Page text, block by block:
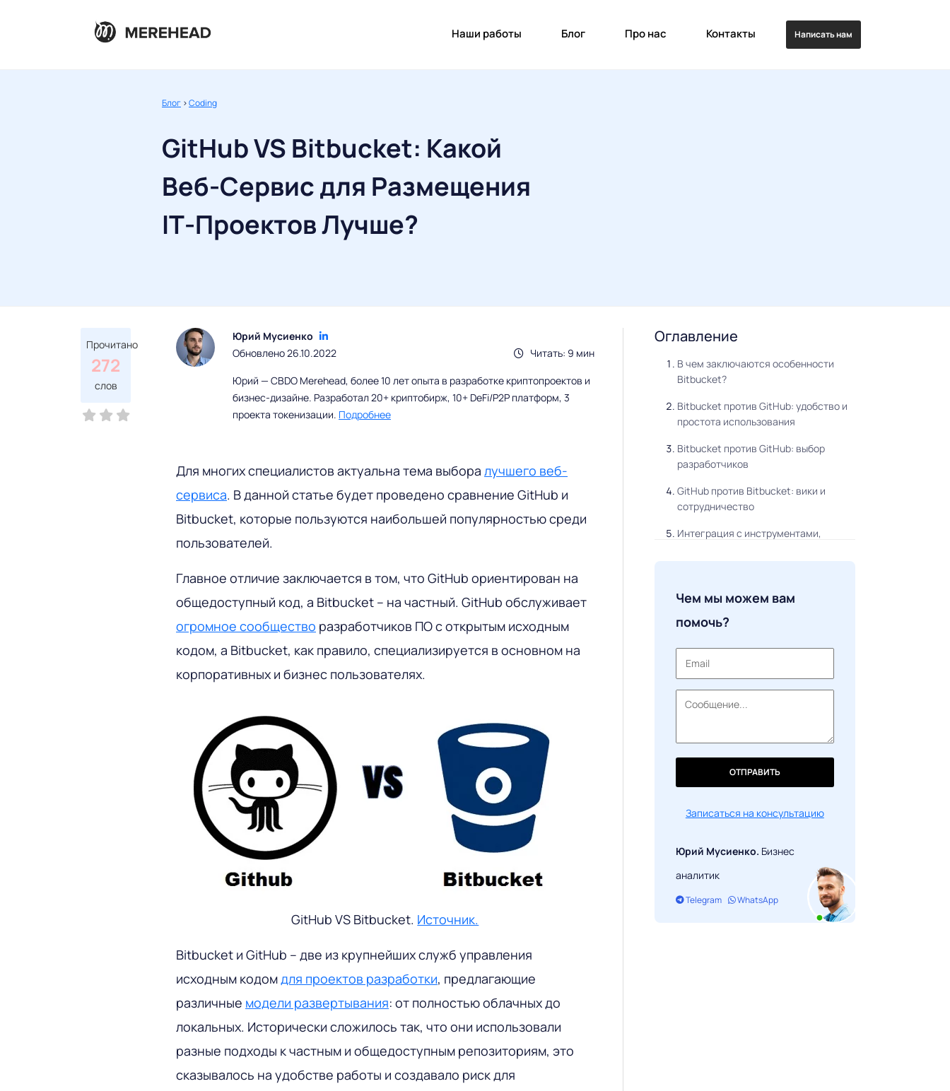
Наши работы Блог Про нас Контакты Написать нам
Блог >Coding
GitHub VS Bitbucket: Какой
Веб-Сервис для Размещения
IТ-Проектов Лучше?
Прочитано
272
слов
Юрий Мусиенко
Читать: 9 мин
Обновлено 26.10.2022
Юрий — CBDO Merehead, более 10 лет опыта в разработке криптопроектов и
бизнес-дизайне. Разработал 20+ криптобирж, 10+ DeFi/P2P платформ, 3
проекта токенизации. Подробнее
Для многих специалистов актуальна тема выбора лучшего веб-
сервиса. В данной статье будет проведено сравнение GitHub и
Bitbucket, которые пользуются наибольшей популярностью среди
пользователей.
Главное отличие заключается в том, что GitHub ориентирован на
общедоступный код, а Bitbucket – на частный. GitHub обслуживает
огромное сообщество разработчиков ПО с открытым исходным
кодом, а Bitbucket, как правило, специализируется в основном на
корпоративных и бизнес пользователях.
GitHub VS Bitbucket. Источник.
Bitbucket и GitHub – две из крупнейших служб управления
исходным кодомдля проектов разработки, предлагающие
различные модели развертывания: от полностью облачных до
локальных. Исторически сложилось так, что они использовали
разные подходы к частным и общедоступным репозиториям, это
сказывалось на удобстве работы и создавало риск для
Оглавление
В чем заключаются особенности
Bitbucket?
Bitbucket против GitHub: удобство и
простота использования
Bitbucket против GitHub: выбор
разработчиков
GitHub против Bitbucket: вики и
сотрудничество
Интеграция с инструментами,
Кастомная разработка приложения:
преимущества
Чем мы можем вам
помочь?
ОТПРАВИТЬ
Записаться на консультацию
Юрий Мусиенко. Бизнес
аналитик
Telegram WhatsApp